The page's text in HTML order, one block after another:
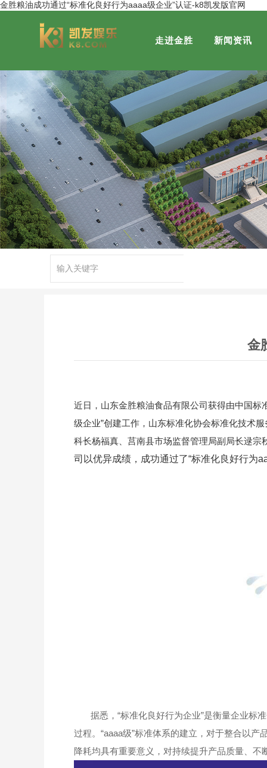
金胜粮油成功通过“标准化良好行为aaaa级企业”认证-k8凯发版官网
走进金胜
集团概况 董事长风采 发展历程 社会关注 荣
新闻资讯
金胜粮油 金胜营销分公司 金福粮油
金
近日，山东金胜粮油食品有限公司获得由中国标
级企业”创建工作，山东标准化协会标准化技术
科长杨福真、莒南县市场监督管理局副局长逯宗
司以优异成绩，成功通过了“标准化良好行为
据悉，“标准化良好行为企业”是衡量企业标
过程。“aaaa级”标准体系的建立，对于整合以
降耗均具有重要意义，对持续提升产品质量、